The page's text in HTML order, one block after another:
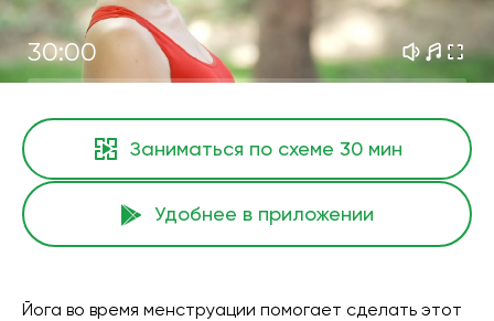
30:00
Заниматься по схеме 30 мин
Удобнее в приложении
Йога во время менструации помогает сделать этот